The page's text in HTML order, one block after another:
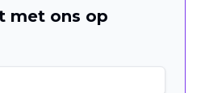
met ons op